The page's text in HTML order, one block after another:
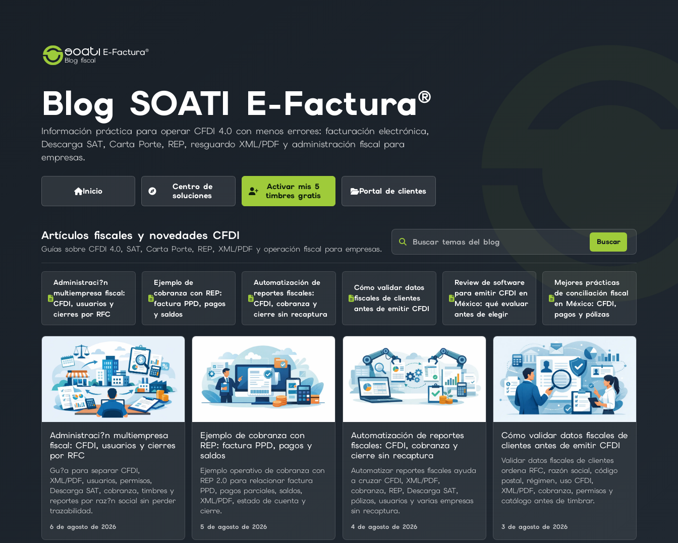
SOATI E-Factura®
Blog fiscal
Blog SOATI E-Factura®
Información práctica para operar CFDI 4.0 con menos errores: facturación electrónica,
Descarga SAT, Carta Porte, REP, resguardo XML/PDF y administración fiscal para
empresas.
Inicio
Centro de
soluciones
Activar mis 5
timbres gratis
Portal de clientes
Artículos fiscales y novedades CFDI
Guías sobre CFDI 4.0, SAT, Carta Porte, REP, XML/PDF y operación fiscal para empresas.
Buscar temas del blog
Buscar
Administraci?n
multiempresa fiscal:
CFDI, usuarios y
cierres por RFC
Ejemplo de
cobranza con REP:
factura PPD, pagos
y saldos
Automatización de
reportes fiscales:
CFDI, cobranza y
cierre sin recaptura
Cómo validar datos
fiscales de clientes
antes de emitir CFDI
Review de software
para emitir CFDI en
México: qué evaluar
antes de elegir
Mejores prácticas
de conciliación fiscal
en México: CFDI,
pagos y pólizas
Administraci?n multiempresa
fiscal: CFDI, usuarios y cierres
por RFC
Gu?a para separar CFDI,
XML/PDF, usuarios, permisos,
Descarga SAT, cobranza, timbres y
reportes por raz?n social sin perder
trazabilidad.
6 de agosto de 2026
Ejemplo de cobranza con
REP: factura PPD, pagos y
saldos
Ejemplo operativo de cobranza con
REP 2.0 para relacionar factura
PPD, pagos parciales, saldos,
XML/PDF, estado de cuenta y
cierre.
5 de agosto de 2026
Automatización de reportes
fiscales: CFDI, cobranza y
cierre sin recaptura
Automatizar reportes fiscales ayuda
a cruzar CFDI, XML/PDF,
cobranza, REP, Descarga SAT,
pólizas, usuarios y varias empresas
sin recaptura.
4 de agosto de 2026
Cómo validar datos fiscales de
clientes antes de emitir CFDI
Validar datos fiscales de clientes
ordena RFC, razón social, código
postal, régimen, uso CFDI,
XML/PDF, cobranza, permisos y
catálogo antes de timbrar.
3 de agosto de 2026